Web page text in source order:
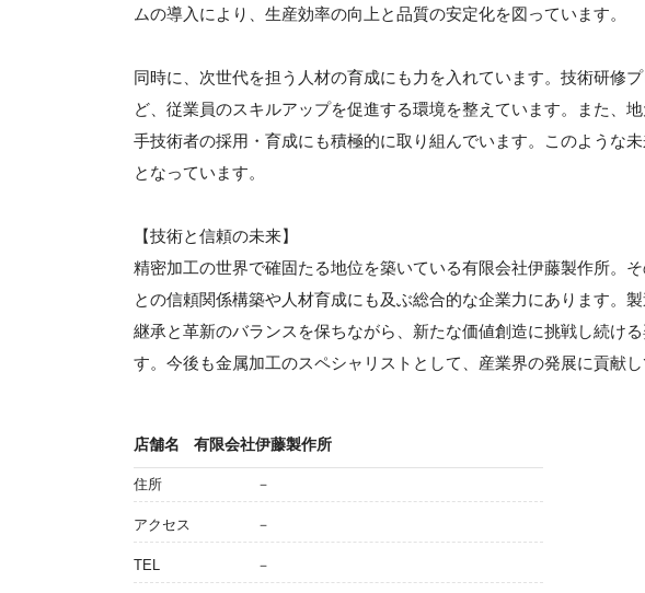
ムの導入により、生産効率の向上と品質の安定化を図っています。
同時に、次世代を担う人材の育成にも力を入れています。技術研修
ど、従業員のスキルアップを促進する環境を整えています。また、
手技術者の採用・育成にも積極的に取り組んでいます。このような
となっています。
【技術と信頼の未来】
精密加工の世界で確固たる地位を築いている有限会社伊藤製作所。
との信頼関係構築や人材育成にも及ぶ総合的な企業力にあります。
継承と革新のバランスを保ちながら、新たな価値創造に挑戦し続け
す。今後も金属加工のスペシャリストとして、産業界の発展に貢献し
店舗名 有限会社伊藤製作所
住所 －
アクセス －
TEL －